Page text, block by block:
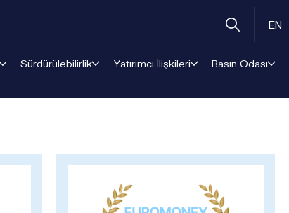
EN
Sürdürülebilirlik Yatırımcı İlişkileri Basın Odası